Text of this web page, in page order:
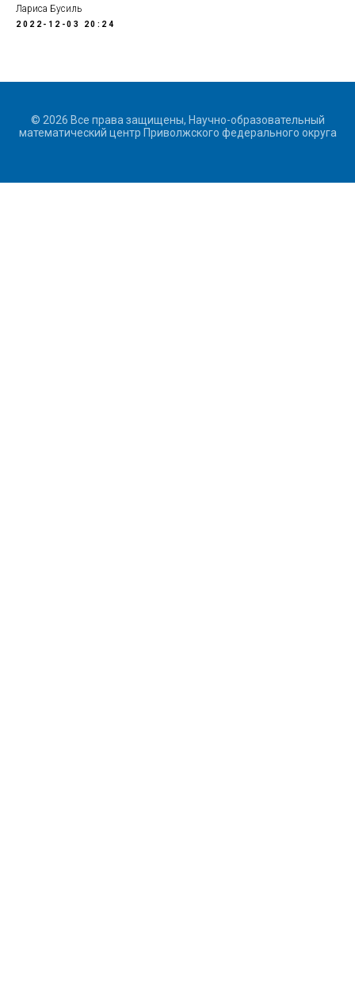
Лариса Бусиль
2022-12-03 20:24
© 2026 Все права защищены, Научно-образовательный
математический центр Приволжского федерального округа